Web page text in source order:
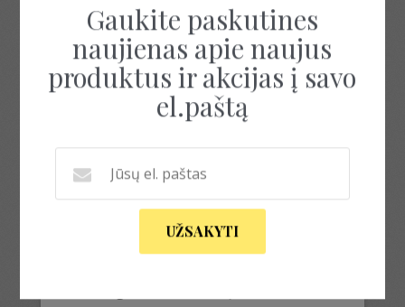
Prabangus šalis ir rankų darbo auskarai
Gaukite paskutines
naujienas apie naujus
produktus ir akcijas į savo
el.paštą
UŽSAKYTI